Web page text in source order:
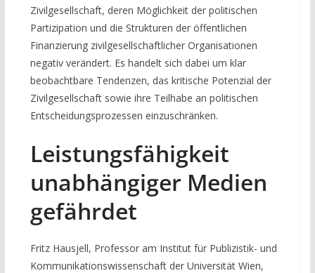
Zivilgesellschaft, deren Möglichkeit der politischen
Partizipation und die Strukturen der öffentlichen
Finanzierung zivilgesellschaftlicher Organisationen
negativ verändert. Es handelt sich dabei um klar
beobachtbare Tendenzen, das kritische Potenzial der
Zivilgesellschaft sowie ihre Teilhabe an politischen
Entscheidungsprozessen einzuschränken.
Leistungsfähigkeit
unabhängiger Medien
gefährdet
Fritz Hausjell, Professor am Institut für Publizistik- und
Kommunikationswissenschaft der Universität Wien,